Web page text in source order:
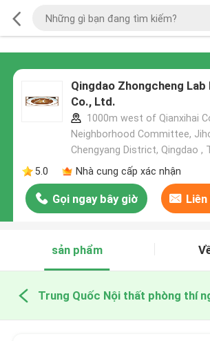
Qingdao Zhongcheng Lab
Co., Ltd.
1000m west of Qianxihai
Neighborhood Committee,
Chengyang District, Qingdao ,
5.0
Nhà cung cấp xác nhận
Gọi ngay bây giờ
sản phẩm